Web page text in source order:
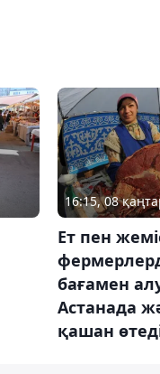
16:15, 08
Ет пен
бағамен
Астанада
қашан